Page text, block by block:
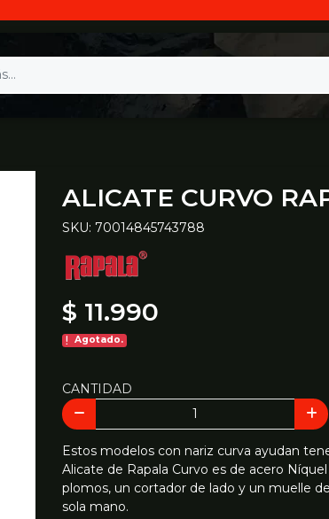
ALICATE CURVO
SKU: 70014845743788
$ 11.990
Agotado.
CANTIDAD
Estos modelos con nariz curva ayudan
Alicate de Rapala Curvo es de acero
plomos, un cortador de lado y un muelle
sola mano.